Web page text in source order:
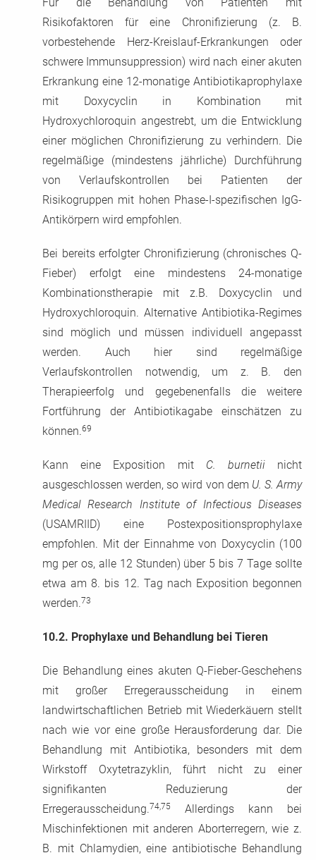
Risikofaktoren für eine Chronifizierung (z. B.
vorbestehende Herz-Kreislauf-Erkrankungen oder
schwere Immunsuppression) wird nach einer akuten
Erkrankung eine 12-monatige Antibiotikaprophylaxe
mit Doxycyclin in Kombination mit
Hydroxychloroquin angestrebt, um die Entwicklung
einer möglichen Chronifizierung zu verhindern. Die
regelmäßige (mindestens jährliche) Durchführung
von Verlaufskontrollen bei Patienten der
Risikogruppen mit hohen Phase-I-spezifischen IgG-
Antikörpern wird empfohlen.
Bei bereits erfolgter Chronifizierung (chronisches Q-
Fieber) erfolgt eine mindestens 24-monatige
Kombinationstherapie mit z.B. Doxycyclin und
Hydroxychloroquin. Alternative Antibiotika-Regimes
sind möglich und müssen individuell angepasst
werden. Auch hier sind regelmäßige
Verlaufskontrollen notwendig, um z. B. den
Therapieerfolg und gegebenenfalls die weitere
Fortführung der Antibiotikagabe einschätzen zu
können.69
Kann eine Exposition mit C. burnetiinicht
ausgeschlossen werden, so wird von dem U. S. Army
Medical Research Institute of Infectious Diseases
(USAMRIID) eine Postexpositionsprophylaxe
empfohlen. Mit der Einnahme von Doxycyclin (100
mg per os, alle 12 Stunden) über 5 bis 7 Tage sollte
etwa am 8. bis 12. Tag nach Exposition begonnen
werden.73
10.2. Prophylaxe und Behandlung bei Tieren
Die Behandlung eines akuten Q-Fieber-Geschehens
mit großer Erregerausscheidung in einem
landwirtschaftlichen Betrieb mit Wiederkäuern stellt
nach wie vor eine große Herausforderung dar. Die
Behandlung mit Antibiotika, besonders mit dem
Wirkstoff Oxytetrazyklin, führt nicht zu einer
signifikanten Reduzierung der
Erregerausscheidung.74,75
Allerdings kann bei
Mischinfektionen mit anderen Aborterregern, wie z.
B. mit Chlamydien, eine antibiotische Behandlung